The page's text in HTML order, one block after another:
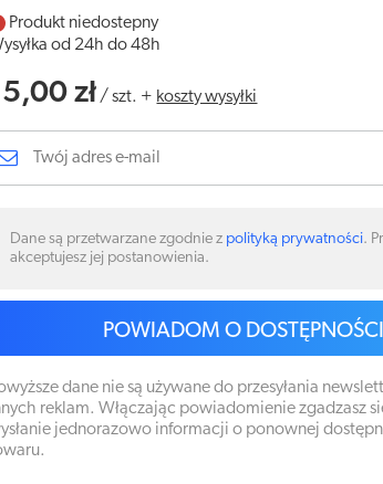
Produkt niedostepny
od 24h do 48h
zł /szt. + koszty wysyłki
Dane są przetwarzane zgodnie z polityką prywatności.
akceptujesz jej postanowienia.
POWIADOM O DOSTĘPNOŚCI
dane nie są używane do przesyłania
reklam. Włączając powiadomienie zgadzasz
jednorazowo informacji o ponownej